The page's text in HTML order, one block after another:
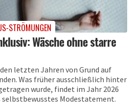
STRÖMUNGEN
Wäsche ohne starre
letzten Jahren von Grund auf
Was früher ausschließlich hinter
wurde, findet im Jahr 2026
Modestatement.